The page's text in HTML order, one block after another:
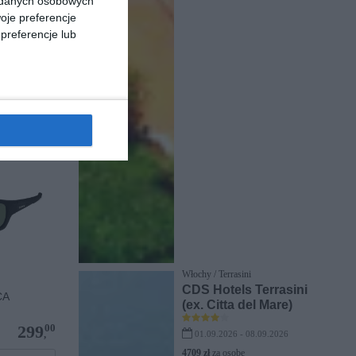
preferencje
lub
57
299,
00
Włochy / Terrasini
CDS Hotels Terrasini
(ex. Citta del Mare)
01.09.2026 - 08.09.2026
4709 zł za osobę